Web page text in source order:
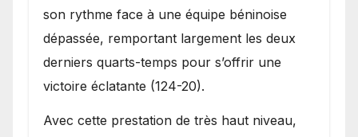
son rythme face à une équipe béninoise
dépassée, remportant largement les deux
derniers quarts-temps pour s’offrir une
victoire éclatante (124-20).
Avec cette prestation de très haut niveau,